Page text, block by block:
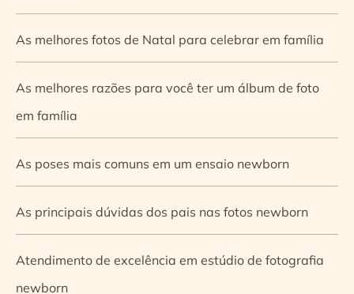
As melhores fotos de Natal para celebrar em família
As melhores razões para você ter um álbum de foto
em família
As poses mais comuns em um ensaio newborn
As principais dúvidas dos pais nas fotos newborn
Atendimento de excelência em estúdio de fotografia
newborn